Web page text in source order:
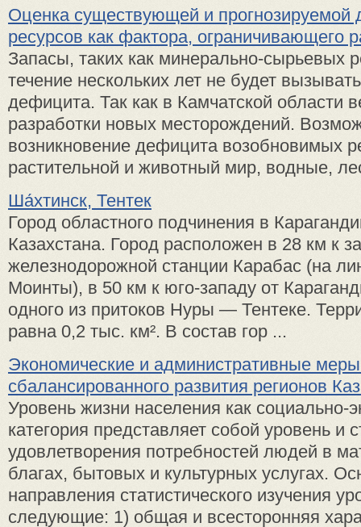
Оценка существующей и прогнозируемой
ресурсов как фактора, ограничивающего
Запасы, таких как минерально-сырьевых
течение нескольких лет не будет
дефицита. Так как в Камчатской области
разработки новых месторождений.
возникновение дефицита возобновимых
растительной и животный мир, водные,
Ша́хтинск, Тентек
Город областного подчинения в
Казахстана. Город расположен в 28 км к
железнодорожной станции Карабас (на
Моинты), в 50 км к юго-западу от
одного из притоков Нуры — Тентеке.
равна 0,2 тыс. км². В состав гор ...
Экономические и административные
сбалансированного развития регионов
Уровень жизни населения как социально-
категория представляет собой уровень и
удовлетворения потребностей людей в
благах, бытовых и культурных услугах.
направления статистического изучения
следующие: 1) общая и всесторонняя